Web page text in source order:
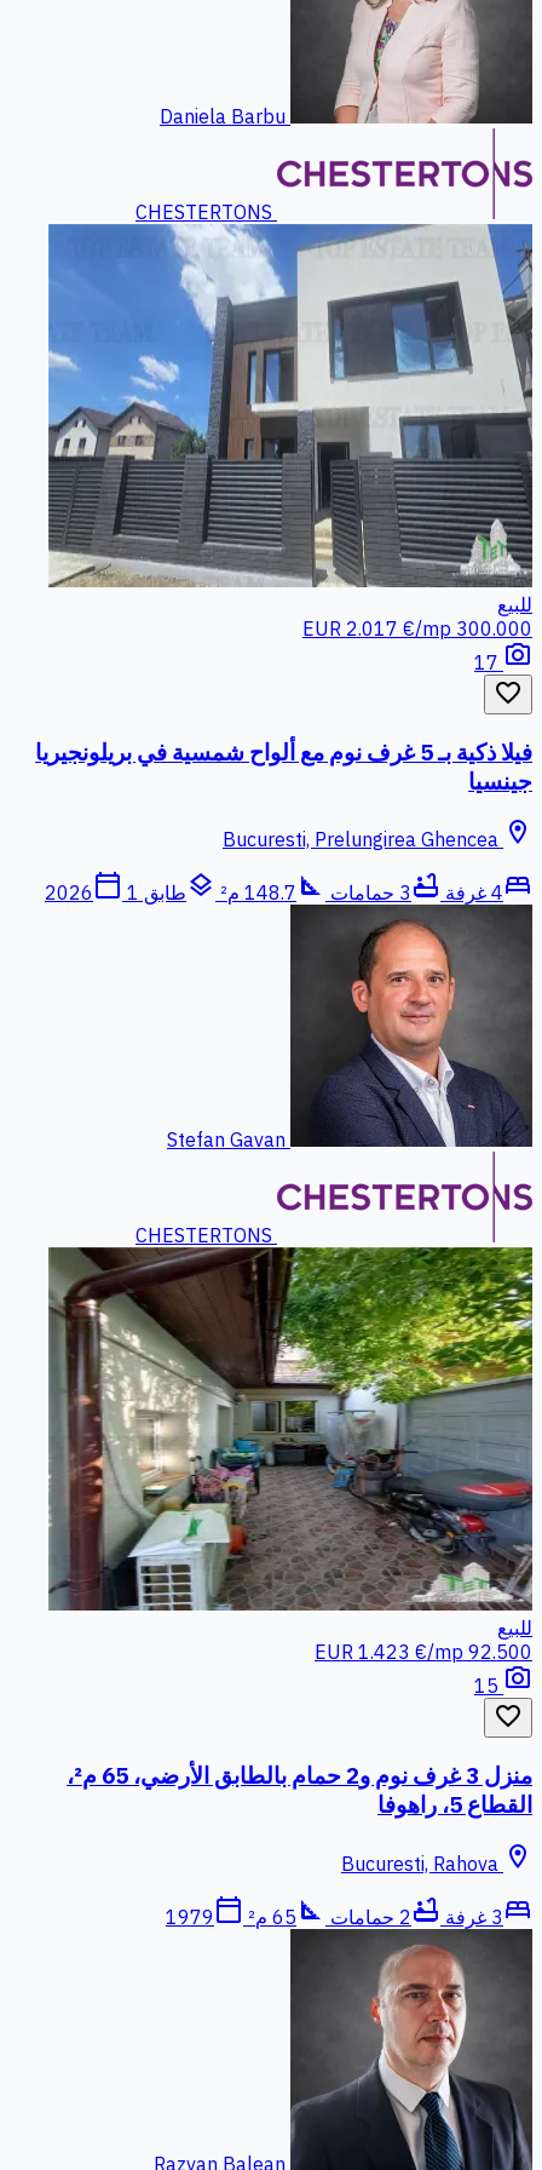
Daniela Barbu
CHESTERTONS
للبيع
300.000 EUR
2.017 €/mp
photo_camera
favorite_border
فيلا ذكية بـ 5 غرف نوم مع ألواح شمسية في بريلونجيريا
جينسيا
location_on
bed4 غرفة bathtub 3 حمامات square_foot 148.7 م² layers طابق 1 calendar_today
2026
Stefan Gavan
CHESTERTONS
للبيع
92.500 EUR
1.423 €/mp
photo_camera
favorite_border
منزل 3 غرف نوم و2 حمام بالطابق الأرضي، 65 م²،
القطاع 5، راهوفا
location_on
bed 3 غرفة bathtub 2 حمامات square_foot 65 م² calendar_today
1979
Razvan Balean